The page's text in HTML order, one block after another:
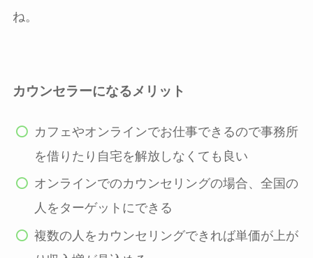
ね。
カウンセラーになるメリット
カフェやオンラインでお仕事できるので事務所
を借りたり自宅を解放しなくても良い
オンラインでのカウンセリングの場合、全国の
人をターゲットにできる
複数の人をカウンセリングできれば単価が上が